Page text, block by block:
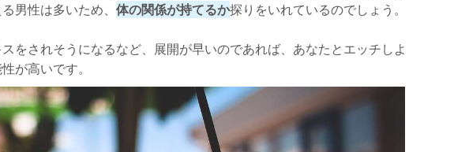
男性は多いため、 体の関係が持てるか探りをいれているのでしょう。
をされそうになるなど、展開が早いのであれば、あなたとエッチしよ
が高いです。